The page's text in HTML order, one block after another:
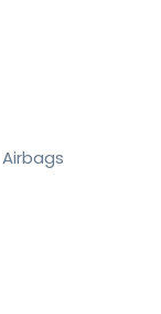
Airbags